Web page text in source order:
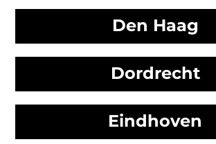
Den Haag
Dordrecht
Eindhoven